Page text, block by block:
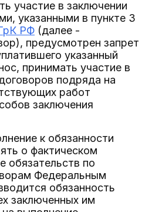
участие в заключении
указанными в пункте 3
РФ (далее -
предусмотрен запрет
указанный
принимать участие в
подряда на
работ
заключения
к обязанности
о фактическом
обязательств по
Федеральным
обязанность
заключенных им